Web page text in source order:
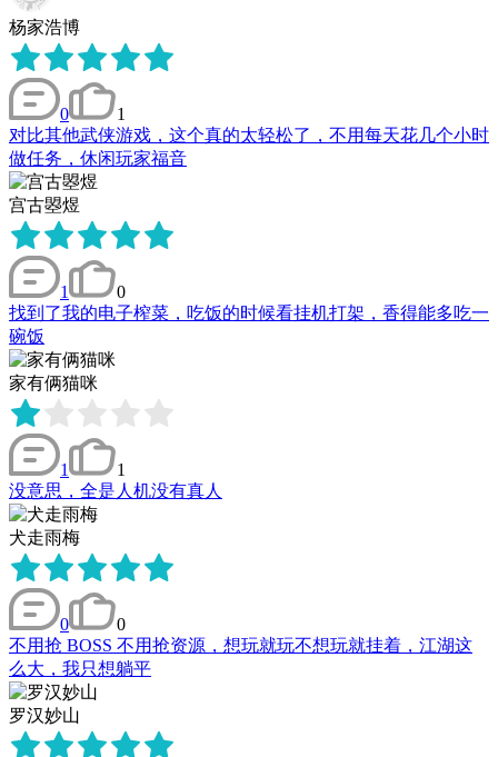
杨家浩博
0
1
对比其他武侠游戏，这个真的太轻松了，不用每天花几个小时
做任务，休闲玩家福音
宫古曌煜
1
0
找到了我的电子榨菜，吃饭的时候看挂机打架，香得能多吃一
碗饭
家有俩猫咪
1
1
没意思，全是人机没有真人
犬走雨梅
0
0
不用抢 BOSS 不用抢资源，想玩就玩不想玩就挂着，江湖这
么大，我只想躺平
罗汉妙山